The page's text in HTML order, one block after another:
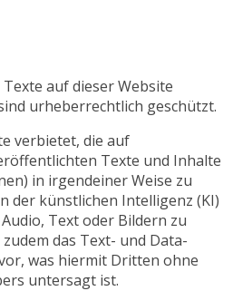
auf dieser Website
urheberrechtlich geschützt.
verbietet, die auf
Texte und Inhalte
in irgendeiner Weise zu
der künstlichen Intelligenz (KI)
Text oder Bildern zu
das Text- und Data-
was hiermit Dritten ohne
untersagt ist.